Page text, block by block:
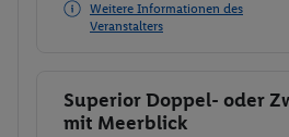
Weitere Informationen des
Veranstalters
Buchen
Superior Doppel- oder
mit Meerblick